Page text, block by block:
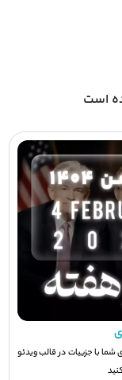
است
شما با جزيیات در قالب ویدئو